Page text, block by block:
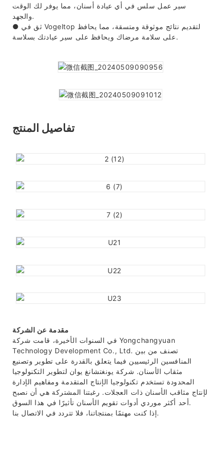
سير عمل سلس في أي عيادة أسنان، مما يوفر لك الوقت
والجهد.
● ثق في Vogeltop لتقديم نتائج موثوقة ومتسقة، مما يحافظ
على سلامة مرضاك ويحافظ على سير عيادتك بسلاسة.
تفاصيل المنتج
مقدمة عن الشركة
في السنوات الأخيرة، قامت شركة Yongchangyuan
Technology Development Co., Ltd. تصنف من بين
المنافسين الرئيسيين فيما يتعلق بالقدرة على تطوير وتصنيع
مثقاب الأسنان. شركة يونغتشانغ يوان لتطوير التكنولوجيا
المحدودة تستخدم تكنولوجيا الإنتاج المتقدمة ومفاهيم الإدارة
لإنتاج مثاقب الأسنان ذات العجلات. رغبتنا المشتركة هي أن نصبح
أحد أكثر موردي أدوات تقويم الأسنان تأثيرًا في هذا السوق.
إذا كنت مهتمًا بمنتجاتنا، فلا تتردد في الاتصال بنا.